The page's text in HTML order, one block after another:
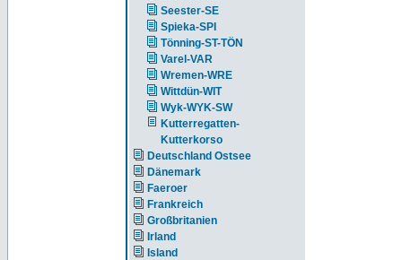
Seester-SE
Spieka-SPI
Tönning-ST-TÖN
Varel-VAR
Wremen-WRE
Wittdün-WIT
Wyk-WYK-SW
Kutterregatten-
Kutterkorso
Deutschland Ostsee
Dänemark
Faeroer
Frankreich
Großbritanien
Irland
Island